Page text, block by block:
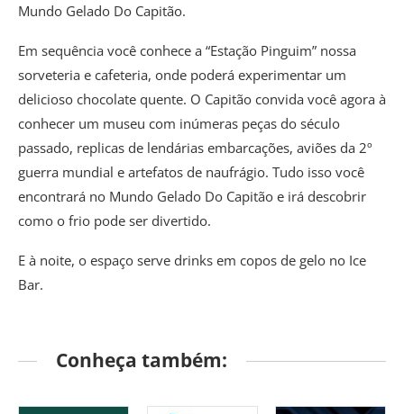
Mundo Gelado Do Capitão.
Em sequência você conhece a “Estação Pinguim” nossa
sorveteria e cafeteria, onde poderá experimentar um
delicioso chocolate quente. O Capitão convida você agora à
conhecer um museu com inúmeras peças do século
passado, replicas de lendárias embarcações, aviões da 2º
guerra mundial e artefatos de naufrágio. Tudo isso você
encontrará no Mundo Gelado Do Capitão e irá descobrir
como o frio pode ser divertido.
E à noite, o espaço serve drinks em copos de gelo no Ice
Bar.
Conheça também: